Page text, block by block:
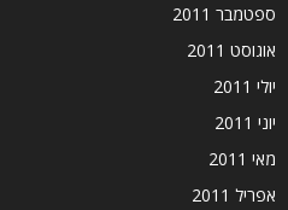
ספטמבר 2011
אוגוסט 2011
יולי 2011
יוני 2011
מאי 2011
אפריל 2011